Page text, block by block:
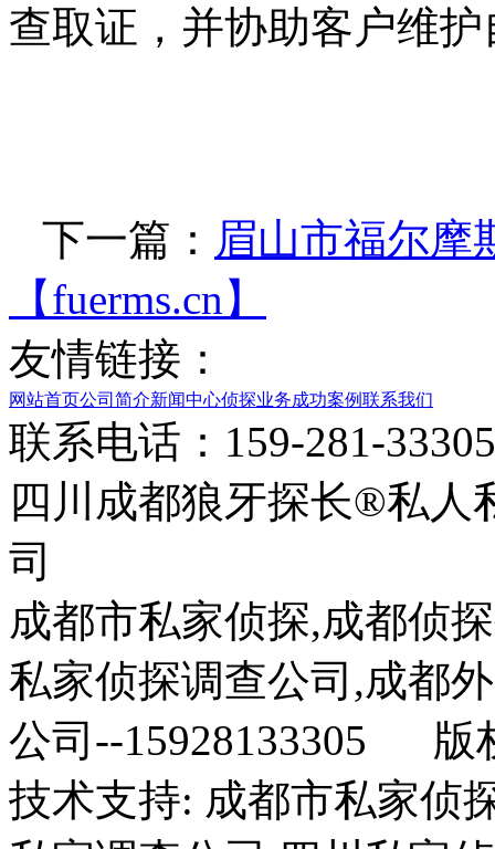
查取证，并协助客户维
下一篇： 眉山市福尔摩
【fuerms.cn】
友情链接：
网站首页公司简介新闻中心侦探业务成功案例联系我们
联系电话：159-281-
四川成都狼牙探长®私人
司
成都市私家侦探,成都侦
私家侦探调查公司,成都
公司--15928133305 版
技术支持: 成都市私家侦